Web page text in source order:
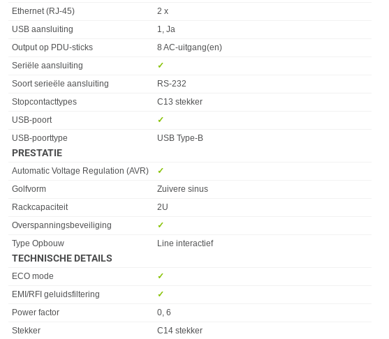
Eigenschap Waarde
Ethernet (RJ-45)
2 x
USB aansluiting
1, Ja
Output op PDU-sticks
8 AC-uitgang(en)
Seriële aansluiting
✓︎
Soort serieële aansluiting
RS-232
Stopcontacttypes
C13 stekker
USB-poort
✓︎
USB-poorttype
USB Type-B
PRESTATIE
Eigenschap Waarde
Automatic Voltage Regulation (AVR)
✓︎
Golfvorm
Zuivere sinus
Rackcapaciteit
2U
Overspanningsbeveiliging
✓︎
Type Opbouw
Line interactief
TECHNISCHE DETAILS
Eigenschap
ECO mode
✓︎
EMI/RFI geluidsfiltering
✓︎
Power factor
0, 6
Stekker
C14 stekker